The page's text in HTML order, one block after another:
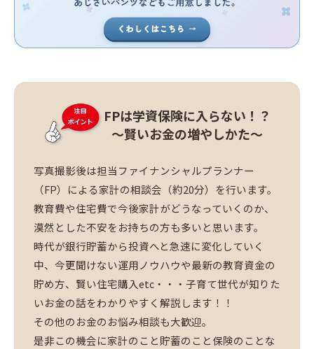
FPは学資保険に入らない！？
～賢いお金の増やしかた～
写真撮影後は担当ファイナンシャルプランナー
（FP）による家計の相談会（約20分）を行います。
教育費や住宅費で今後家計がどうなっていくのか、
漠然とした不安をお持ちの方も多いと思います。
時代が銀行貯蓄から投資へと急速に変化していく
中、今更聞けない運用ノウハウや最新の教育資金の
貯め方、賢い住宅購入etc・・・子育て世代が知りた
いお金の話をわかりやすく解説します！！
その他のお金のお悩み相談も大歓迎。
是非この機会に家計のこと貯蓄のこと保険のことな